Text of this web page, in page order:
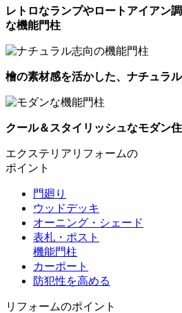
レトロなランプやロートアイアン
な機能門柱
檜の素材感を活かした、ナチュラ
クール＆スタイリッシュなモダン
エクステリアリフォームの
ポイント
門廻り
ウッドデッキ
オーニング・シェード
表札・ポスト
機能門柱
カーポート
防犯性を高める
リフォームのポイント